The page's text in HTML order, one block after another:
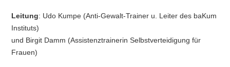
Leitung: Udo Kumpe (Anti-Gewalt-Trainer u. Leiter des baKum
Instituts)
und Birgit Damm (Assistenztrainerin Selbstverteidigung für
Frauen)